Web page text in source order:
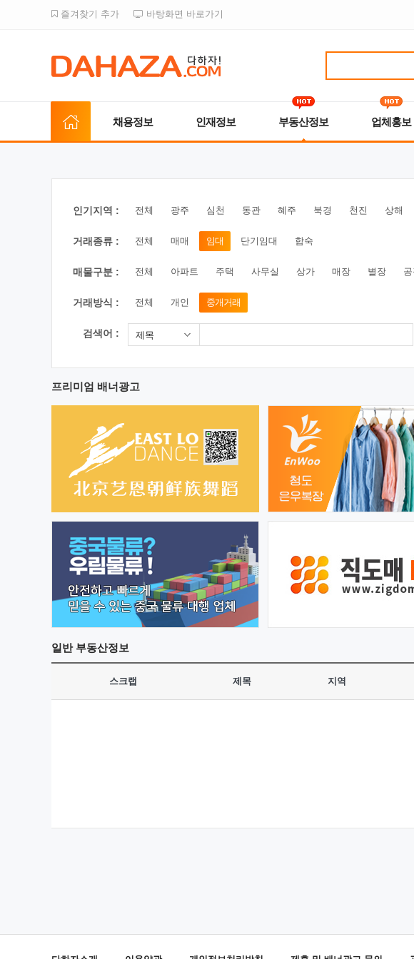
즐겨찾기 추가 바탕화면 바로가기
채용정보 인재정보 부동산정보 업체홍보
인기지역 : 전체 광주 심천 동관 혜주 북경 천진 상해
거래종류 : 전체 매매 임대 단기임대 합숙
매물구분 : 전체 아파트 주택 사무실 상가 매장 별장
거래방식 : 전체 개인 중개거래
검색어 : 제목
프리미엄 배너광고
일반부동산정보
스크랩 제목 지역